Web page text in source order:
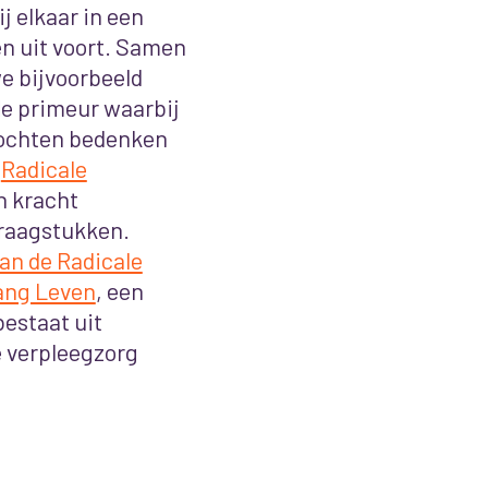
elkaar in een
uit voort. Samen
bijvoorbeeld
primeur waarbij
bedenken
Radicale
kracht
de Radicale
Leven, een
uit